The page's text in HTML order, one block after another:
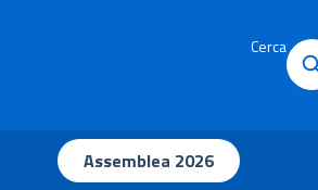
Cerca
Assemblea 2026